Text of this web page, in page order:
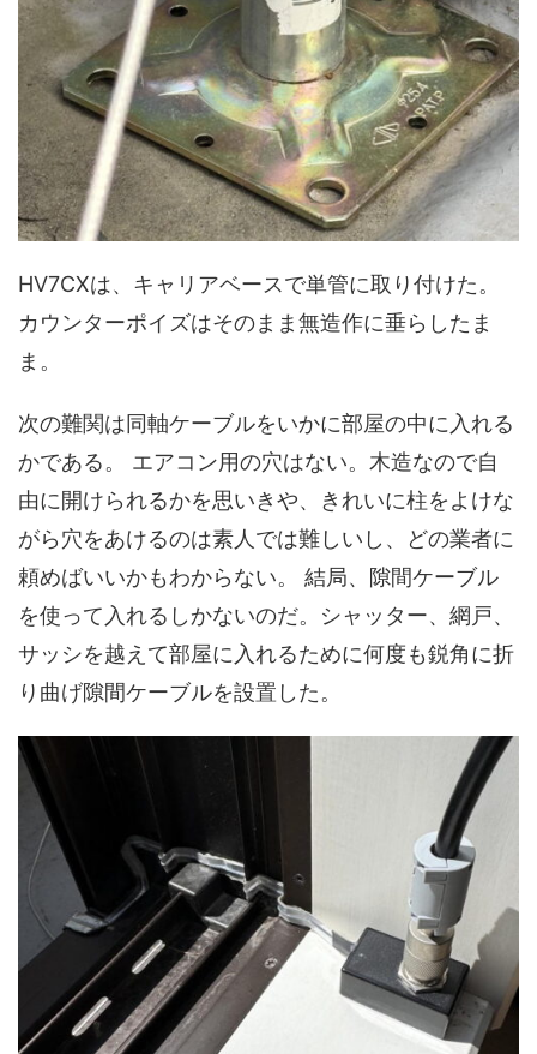
HV7CXは、キャリアベースで単管に取り付けた。
カウンターポイズはそのまま無造作に垂らしたま
ま。
次の難関は同軸ケーブルをいかに部屋の中に入れる
かである。 エアコン用の穴はない。木造なので自
由に開けられるかを思いきや、きれいに柱をよけな
がら穴をあけるのは素人では難しいし、どの業者に
頼めばいいかもわからない。 結局、隙間ケーブル
を使って入れるしかないのだ。シャッター、網戸、
サッシを越えて部屋に入れるために何度も鋭角に折
り曲げ隙間ケーブルを設置した。